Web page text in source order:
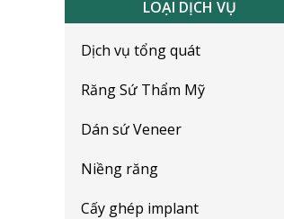
LOẠI DỊCH VỤ
Dịch vụ tổng quát
Răng Sứ Thẩm Mỹ
Dán sứ Veneer
Niềng răng
Cấy ghép implant